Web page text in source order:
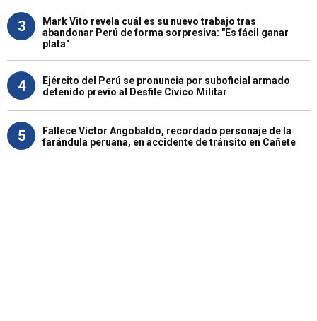
3
Mark Vito revela cuál es su nuevo trabajo tras
abandonar Perú de forma sorpresiva: "Es fácil ganar
plata"
4
Ejército del Perú se pronuncia por suboficial armado
detenido previo al Desfile Cívico Militar
5
Fallece Víctor Angobaldo, recordado personaje de la
farándula peruana, en accidente de tránsito en Cañete